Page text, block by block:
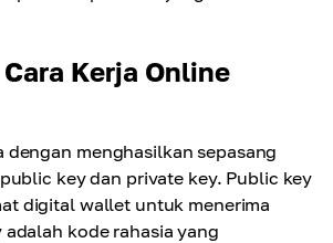
Kerja Online
dengan menghasilkan sepasang
key dan private key. Public key
digital wallet untuk menerima
kode rahasia yang